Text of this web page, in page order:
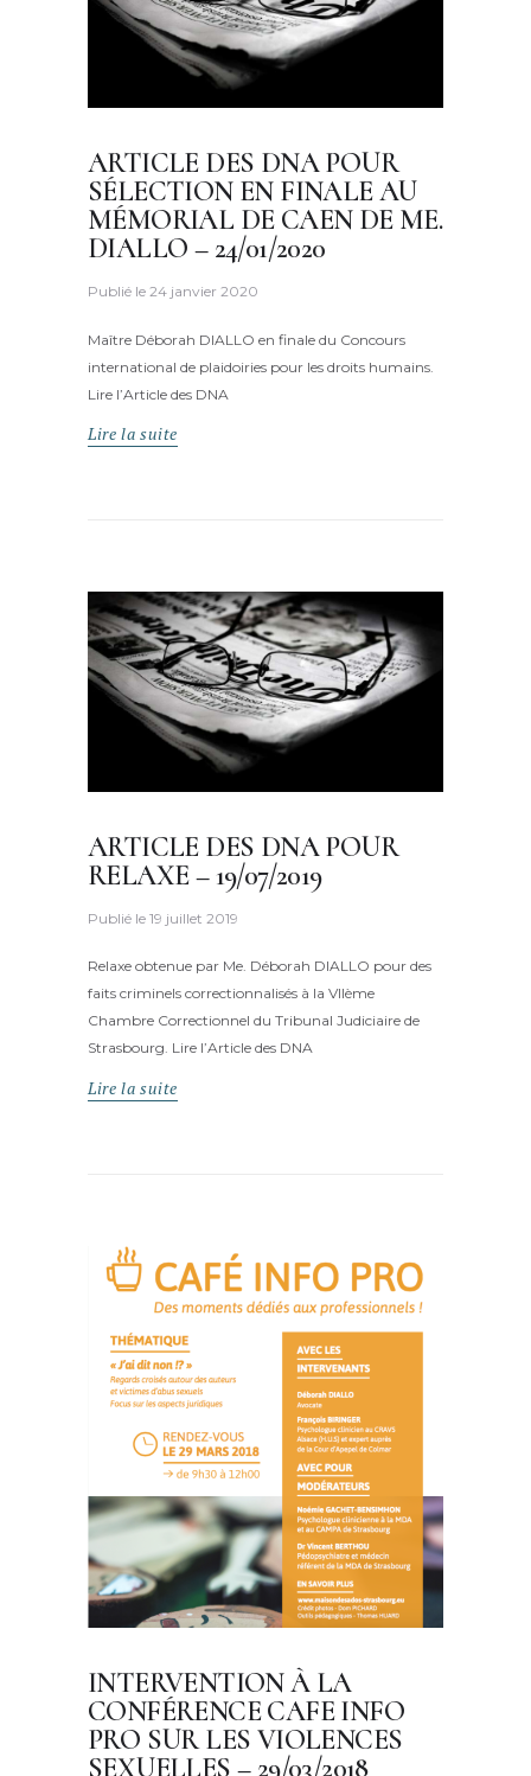
ARTICLE DES DNA POUR
SÉLECTION EN FINALE AU
MÉMORIAL DE CAEN DE ME.
DIALLO – 24/01/2020
Publié le 24 janvier 2020
Maître Déborah DIALLO en finale du Concours
international de plaidoiries pour les droits humains.
Lire l’Article des DNA
Lire la suite
ARTICLE DES DNA POUR
RELAXE – 19/07/2019
Publié le 19 juillet 2019
Relaxe obtenue par Me. Déborah DIALLO pour des
faits criminels correctionnalisés à la VIIème
Chambre Correctionnel du Tribunal Judiciaire de
Strasbourg. Lire l’Article des DNA
Lire la suite
INTERVENTION À LA
CONFÉRENCE CAFE INFO
PRO SUR LES VIOLENCES
SEXUELLES – 29/03/2018